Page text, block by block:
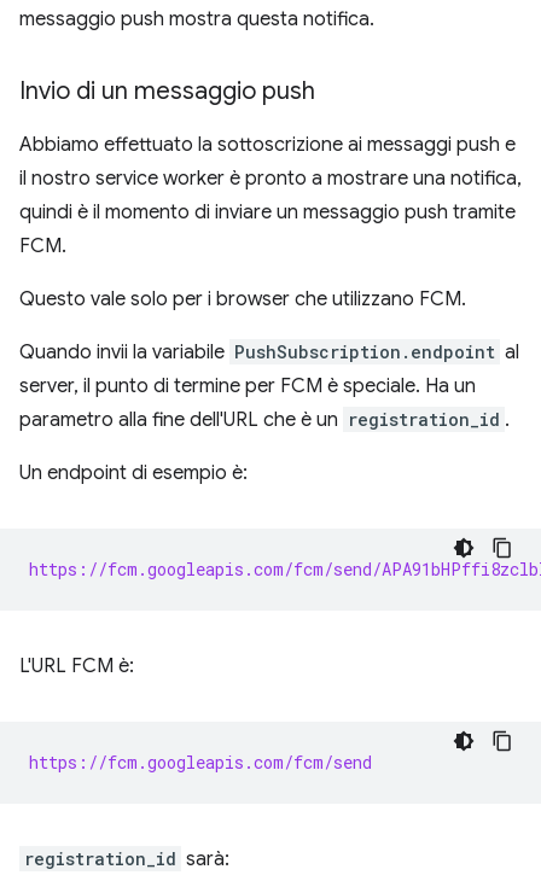
messaggio push mostra questa notifica.
Invio di un messaggio push
Abbiamo effettuato la sottoscrizione ai messaggi push e
il nostro service worker è pronto a mostrare una notifica,
quindi è il momento di inviare un messaggio push tramite
FCM.
Questo vale solo per i browser che utilizzano FCM.
Quando invii la variabile PushSubscription.endpoint al
server, il punto di termine per FCM è speciale. Ha un
parametro alla fine dell'URL che è un registration_id .
Un endpoint di esempio è:
https://fcm.googleapis.com/fcm/send/
L'URL FCM è:
https://fcm.googleapis.com/fcm/send
registration_id sarà: